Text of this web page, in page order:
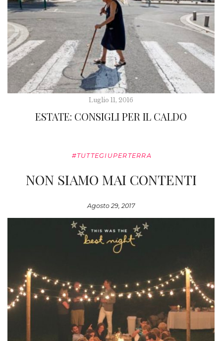
Luglio 11, 2016
ESTATE: CONSIGLI PER IL CALDO
#TUTTEGIUPERTERRA
NON SIAMO MAI CONTENTI
Agosto 29, 2017